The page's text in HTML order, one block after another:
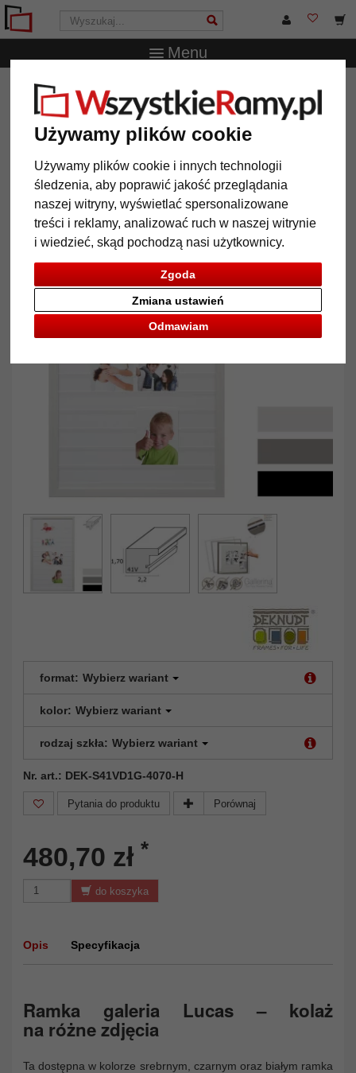
Używamy plików cookie
Używamy plików cookie i innych technologii
śledzenia, aby poprawić jakość przeglądania
naszej witryny, wyświetlać spersonalizowane
treści i reklamy, analizować ruch w naszej witrynie
i wiedzieć, skąd pochodzą nasi użytkownicy.
Zgoda
Odmawiam
Zmiana ustawień
Menu
WszystkieRamy.pl Wielkość ramy
Wszystkie formaty
Multiramka na zdjęcia Lucas – kolaż na różne zdjęcia
Multiramka na zdjęcia Lucas –
kolaż na różne zdjęcia
format: Wybierz wariant
kolor: Wybierz wariant
rodzaj szkła: Wybierz wariant
Nr. art.: DEK-S41VD1G-4070-H
Pytania do produktu Porównaj
480,70 zł *
do koszyka
Opis Specyfikacja
Ramka galeria Lucas – kolaż
na różne zdjęcia
Ta dostępna w kolorze srebrnym, czarnym oraz białym ramka